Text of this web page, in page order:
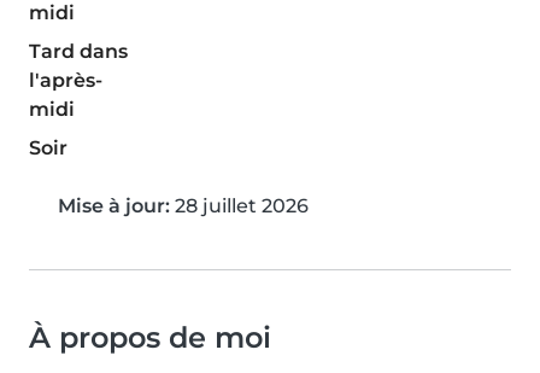
midi
Tard dans
l'après-
midi
Soir
Mise à jour: 28 juillet 2026
À propos de moi